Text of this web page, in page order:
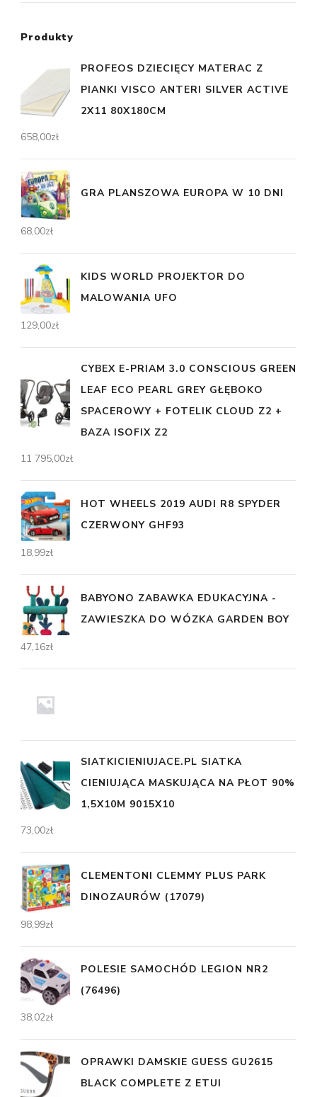
Produkty
PROFEOS DZIECIĘCY MATERAC Z
PIANKI VISCO ANTERI SILVER ACTIVE
2X11 80X180CM
658,00zł
GRA PLANSZOWA EUROPA W 10 DNI
68,00zł
KIDS WORLD PROJEKTOR DO
MALOWANIA UFO
129,00zł
CYBEX E-PRIAM 3.0 CONSCIOUS GREEN
LEAF ECO PEARL GREY GŁĘBOKO
SPACEROWY + FOTELIK CLOUD Z2 +
BAZA ISOFIX Z2
11 795,00zł
HOT WHEELS 2019 AUDI R8 SPYDER
CZERWONY GHF93
18,99zł
BABYONO ZABAWKA EDUKACYJNA -
ZAWIESZKA DO WÓZKA GARDEN BOY
47,16zł
SIATKICIENIUJACE.PL SIATKA
CIENIUJĄCA MASKUJĄCA NA PŁOT 90%
1,5X10M 9015X10
73,00zł
CLEMENTONI CLEMMY PLUS PARK
DINOZAURÓW (17079)
98,99zł
POLESIE SAMOCHÓD LEGION NR2
(76496)
38,02zł
OPRAWKI DAMSKIE GUESS GU2615
BLACK COMPLETE Z ETUI